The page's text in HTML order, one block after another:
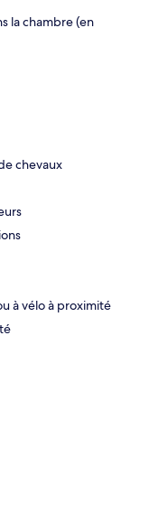
la chambre (en
chevaux
à vélo à proximité